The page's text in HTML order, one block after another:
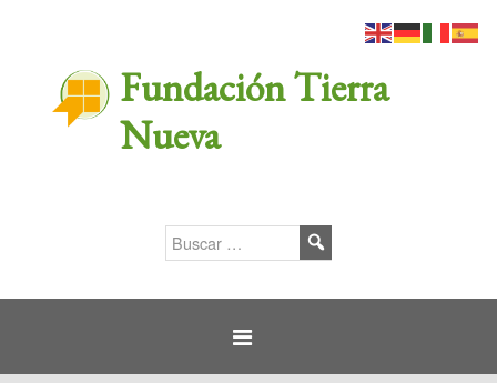
Fundación Tierra
Nueva